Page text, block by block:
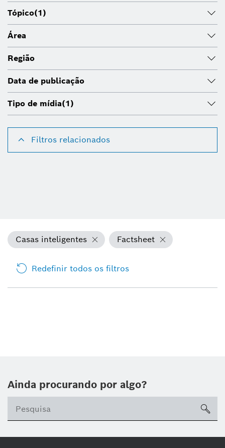
Tópico(1)
Área
Região
Data de publicação
Tipo de mídia(1)
Filtros relacionados
Casas inteligentes Factsheet
Redefinir todos os filtros
Ainda procurando por algo?